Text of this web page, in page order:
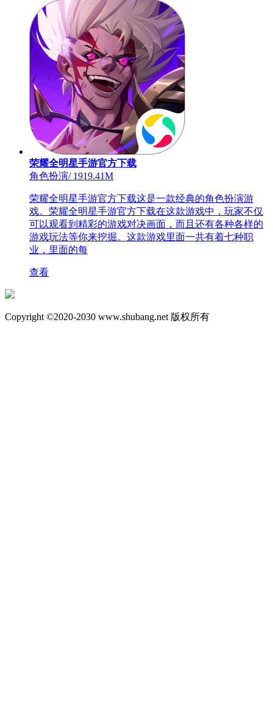
荣耀全明星手游官方下载
角色扮演/1919.41M
荣耀全明星手游官方下载这是一款经典的角色扮演游
戏。荣耀全明星手游官方下载在这款游戏中，玩家不仅
可以观看到精彩的游戏对决画面，而且还有各种各样的
游戏玩法等你来挖掘。这款游戏里面一共有着七种职
业，里面的每
查看
Copyright ©2020-2030 www.shubang.net 版权所有